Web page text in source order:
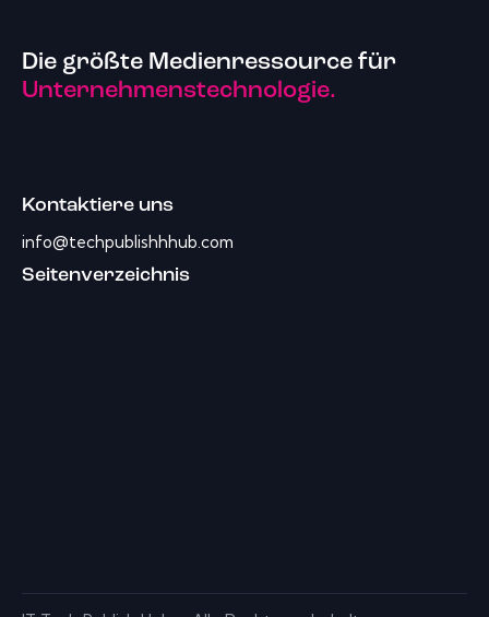
Die größte Medienressource für
Unternehmenstechnologie.
Kontaktiere uns
info@techpublishhhub.com
Seitenverzeichnis